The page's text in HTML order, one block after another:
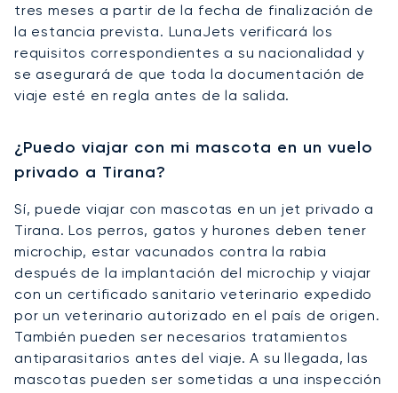
tres meses a partir de la fecha de finalización de
la estancia prevista. LunaJets verificará los
requisitos correspondientes a su nacionalidad y
se asegurará de que toda la documentación de
viaje esté en regla antes de la salida.
¿Puedo viajar con mi mascota en un vuelo
privado a Tirana?
Sí, puede viajar con mascotas en un jet privado a
Tirana. Los perros, gatos y hurones deben tener
microchip, estar vacunados contra la rabia
después de la implantación del microchip y viajar
con un certificado sanitario veterinario expedido
por un veterinario autorizado en el país de origen.
También pueden ser necesarios tratamientos
antiparasitarios antes del viaje. A su llegada, las
mascotas pueden ser sometidas a una inspección